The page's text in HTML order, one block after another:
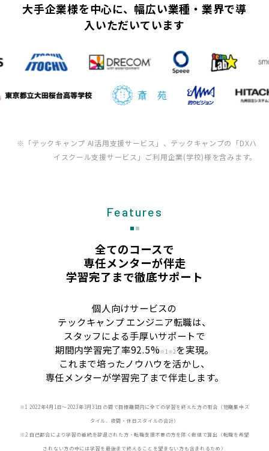
大手企業様を中心に、幅広い業種・業界で導
入いただいています
※「テックキャンプ AI活用支援サービス」、テックキャンプの「DXハ
イスクール支援サービス」ご利用企業(学校)様を含みます。
Features
全てのコースで
専任メンターが伴走
学習完了まで徹底サポート
個人向けサービスの
テックキャンプ エンジニア転職は、
スタッフによる手厚いサポートで
期間内学習完了率92.5%※ 1※2を実現。
これまで培ったノウハウを活かし、
専任メンターが学習完了まで伴走します。
※1 2022年4月1日〜2023年3月31日の間で目標期間内に全ての学習を終えた方の割合（短期集中ス
タイル、夜間・休日スタイルの合計）
※2 自己都合により学習の継続を辞退された方・転職支援不要の方を除く数値で算出（転職を希望
されない方の中には学習を最後まで終えることを望まない方も含まれるため）